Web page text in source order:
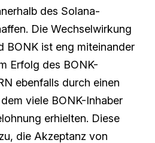
des Solana-
Die Wechselwirkung
BONK ist eng miteinander
Erfolg des BONK-
ebenfalls durch einen
viele BONK-Inhaber
erhielten. Diese
die Akzeptanz von